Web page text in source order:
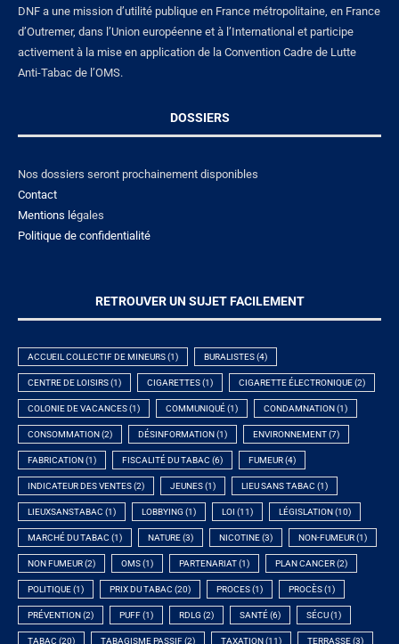
DNF a une mission d’utilité publique en France métropolitaine, en France
d’Outremer, dans l’Union européenne et à l’International et participe
activement à la mise en application de la Convention Cadre de Lutte
Anti-Tabac de l’OMS.
DOSSIERS
Nos dossiers seront prochainement disponibles
Contact
Mentions légales
Politique de confidentialité
RETROUVER UN SUJET FACILEMENT
ACCUEIL COLLECTIF DE MINEURS(1) BURALISTES(4)
CENTRE DE LOISIRS(1) CIGARETTES(1) CIGARETTE ÉLECTRONIQUE(2)
COLONIE DE VACANCES(1) COMMUNIQUÉ(1) CONDAMNATION (1)
CONSOMMATION (2) DÉSINFORMATION (1) ENVIRONNEMENT(7)
FABRICATION (1) FISCALITÉ DU TABAC (6) FUMEUR(4)
INDICATEUR DES VENTES(2) JEUNES(1) LIEU SANS TABAC (1)
LIEUXSANSTABAC (1) LOBBYING (1) LOI (11) LÉGISLATION (10)
MARCHÉ DU TABAC (1) NATURE(3) NICOTINE(3) NON-FUMEUR(1)
NON FUMEUR(2) OMS(1) PARTENARIAT(1) PLAN CANCER(2)
POLITIQUE(1) PRIX DU TABAC (20) PROCES(1) PROCÈS(1)
PRÉVENTION (2) PUFF(1) RDLG (2) SANTÉ(6) SÉCU(1)
TABAC (20) TABAGISME PASSIF(2) TAXATION (11) TERRASSE(3)